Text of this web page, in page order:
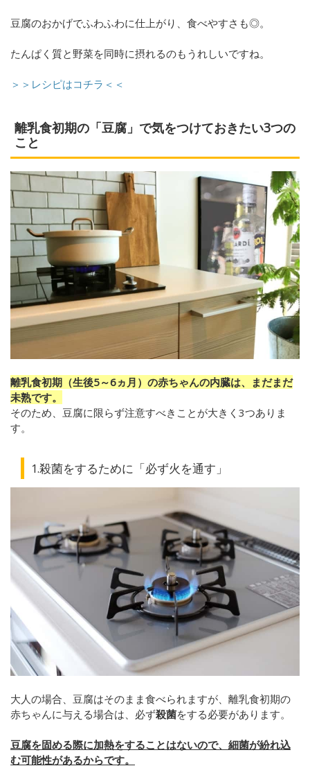
豆腐のおかげでふわふわに仕上がり、食べやすさも◎。
たんぱく質と野菜を同時に摂れるのもうれしいですね。
＞＞レシピはコチラ＜＜
離乳食初期の「豆腐」で気をつけておきたい3つの
こと
離乳食初期（生後5～6ヵ月）の赤ちゃんの内臓は、まだまだ
未熟です。
そのため、豆腐に限らず注意すべきことが大きく3つありま
す。
1.殺菌をするために「必ず火を通す」
大人の場合、豆腐はそのまま食べられますが、離乳食初期の
赤ちゃんに与える場合は、必ず殺菌をする必要があります。
豆腐を固める際に加熱をすることはないので、細菌が紛れ込
む可能性があるからです。